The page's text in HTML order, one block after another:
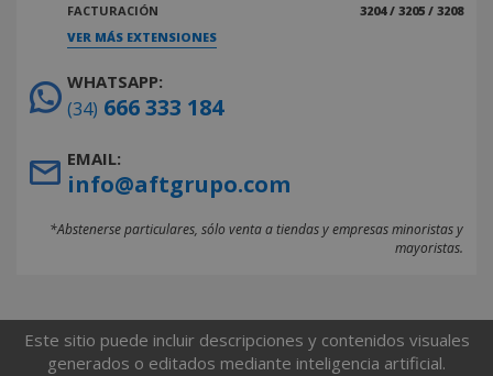
FACTURACIÓN
3204 / 3205 / 3208
VER MÁS EXTENSIONES
WHATSAPP:
(34) 666 333 184
EMAIL:
info@aftgrupo.com
*Abstenerse particulares, sólo venta a tiendas y empresas minoristas y
mayoristas.
Este sitio puede incluir descripciones y contenidos visuales
generados o editados mediante inteligencia artificial.